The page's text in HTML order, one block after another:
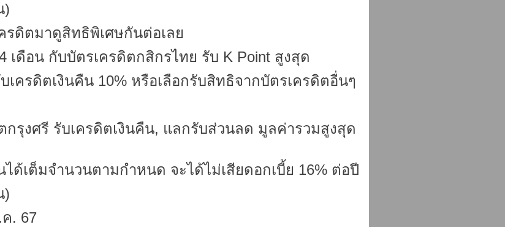
)
รดิตมาดูสิทธิพิเศษกันต่อเลย
เดือน กับบัตรเครดิตกสิกรไทย รับ K Point สูงสุด
เครดิตเงินคืน 10% หรือเลือกรับสิทธิจากบัตรเครดิตอื่นๆ
กรุงศรี รับเครดิตเงินคืน, แลกรับส่วนลด มูลค่ารวมสูงสุด
ด้เต็มจำนวนตามกำหนด จะได้ไม่เสียดอกเบี้ย 16% ต่อปี
)
. 67